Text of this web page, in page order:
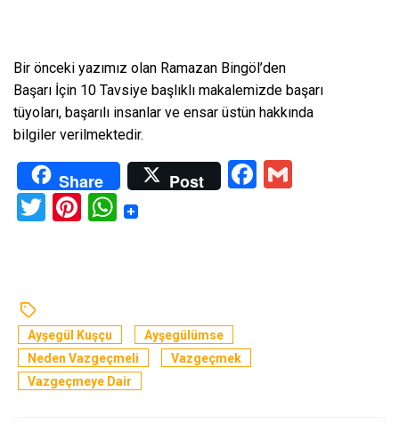
Bir önceki yazımız olan Ramazan Bingöl’den
Başarı İçin 10 Tavsiye başlıklı makalemizde başarı
tüyoları, başarılı insanlar ve ensar üstün hakkında
bilgiler verilmektedir.
Share Post Facebook
Twitter
Pinterest
WhatsApp
Ayşegül Kuşçu
Ayşegülümse
Neden Vazgeçmeli
Vazgeçmek
Vazgeçmeye Dair